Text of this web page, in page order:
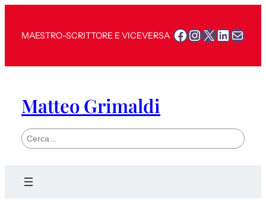
MAESTRO-SCRITTORE E VICEVERSA Facebook
Instagram
X Mail
Matteo Grimaldi
S
e